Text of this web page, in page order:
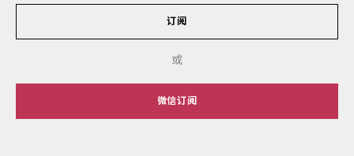
订阅
或
微信订阅